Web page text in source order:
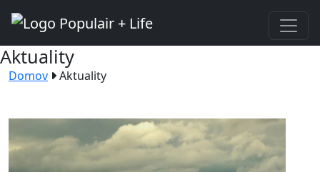
Aktuality
Domov Aktuality